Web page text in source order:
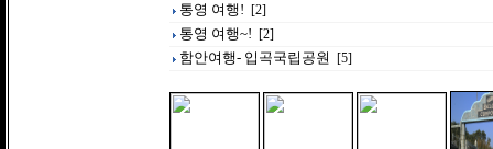
통영 여행! [2]
통영 여행~! [2]
함안여행- 입곡국립공원 [5]